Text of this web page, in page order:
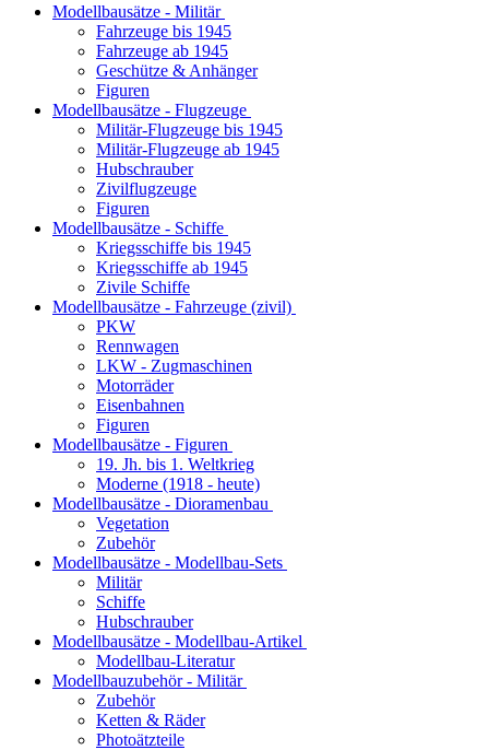
Modellbausätze - Militär
Fahrzeuge bis 1945
Fahrzeuge ab 1945
Geschütze & Anhänger
Figuren
Modellbausätze - Flugzeuge
Militär-Flugzeuge bis 1945
Militär-Flugzeuge ab 1945
Hubschrauber
Zivilflugzeuge
Figuren
Modellbausätze - Schiffe
Kriegsschiffe bis 1945
Kriegsschiffe ab 1945
Zivile Schiffe
Modellbausätze - Fahrzeuge (zivil)
PKW
Rennwagen
LKW - Zugmaschinen
Motorräder
Eisenbahnen
Figuren
Modellbausätze - Figuren
19. Jh. bis 1. Weltkrieg
Moderne (1918 - heute)
Modellbausätze - Dioramenbau
Vegetation
Zubehör
Modellbausätze - Modellbau-Sets
Militär
Schiffe
Hubschrauber
Modellbausätze - Modellbau-Artikel
Modellbau-Literatur
Modellbauzubehör - Militär
Zubehör
Ketten & Räder
Photoätzteile